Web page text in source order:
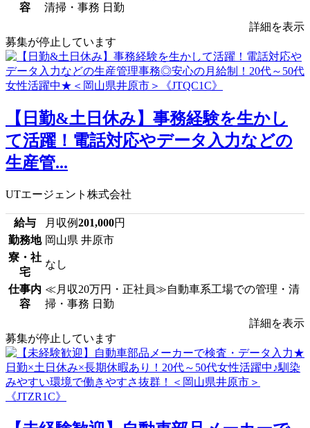
容
清掃・事務 日勤
詳細を表示
募集が停止しています
【日勤&土日休み】事務経験を生かし
て活躍！電話対応やデータ入力などの
生産管...
UTエージェント株式会社
給与 月収例201,000円
勤務地 岡山県 井原市
寮・社
宅
なし
仕事内
容
≪月収20万円・正社員≫自動車系工場での管理・清
掃・事務 日勤
詳細を表示
募集が停止しています